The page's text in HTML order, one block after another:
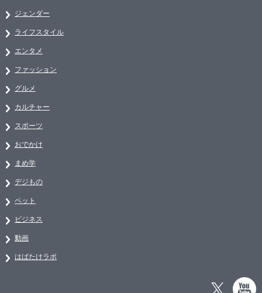
ジェンダー
ライフスタイル
エンタメ
ファッション
グルメ
カルチャー
スポーツ
おでかけ
まめ学
デジもの
ペット
ビジネス
動画
はばたけラボ